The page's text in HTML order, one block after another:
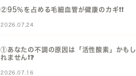
②95％を占める毛細血管が健康のカギ❗️❗️
2026.07.24
①あなたの不調の原因は「活性酸素」かもし
れません❗️❓️
2026.07.16